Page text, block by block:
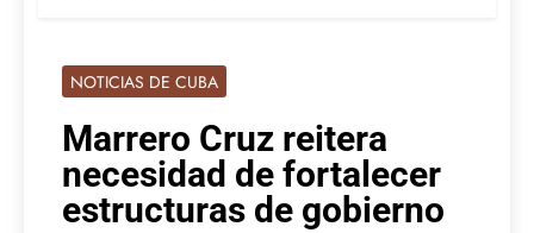
NOTICIAS DE CUBA
Marrero Cruz reitera
necesidad de fortalecer
estructuras de gobierno